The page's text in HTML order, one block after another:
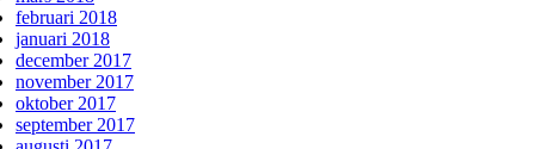
februari 2018
januari 2018
december 2017
november 2017
oktober 2017
september 2017